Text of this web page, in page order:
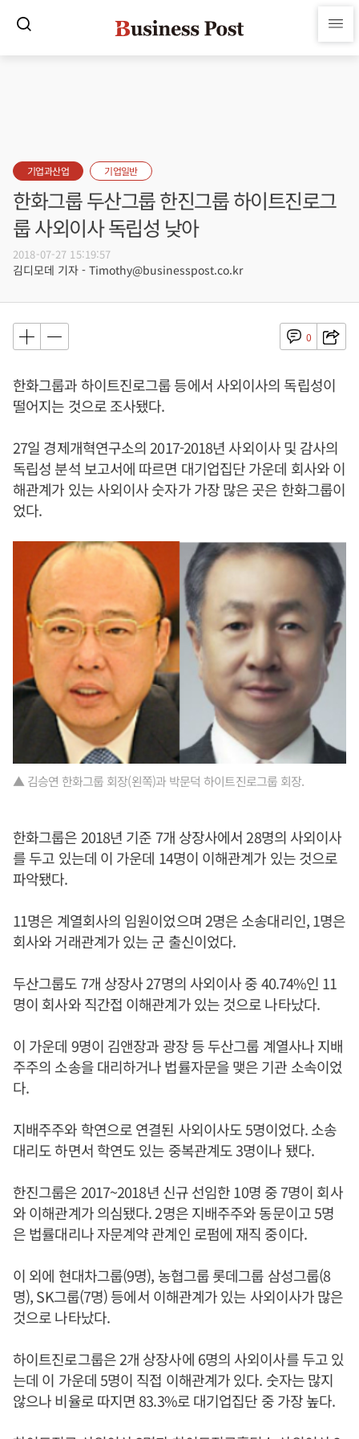
기업과산업 기업일반
한화그룹 두산그룹 한진그룹 하이트진로그
룹 사외이사 독립성 낮아
2018-07-27 15:19:57
김디모데 기자 - Timothy@businesspost.co.kr
0
한화그룹과 하이트진로그룹 등에서 사외이사의 독립성이
떨어지는 것으로 조사됐다.
27일 경제개혁연구소의 2017-2018년 사외이사 및 감사의
독립성 분석 보고서에 따르면 대기업집단 가운데 회사와 이
해관계가 있는 사외이사 숫자가 가장 많은 곳은 한화그룹이
었다.
▲ 김승연 한화그룹 회장(왼쪽)과 박문덕 하이트진로그룹 회장.
한화그룹은 2018년 기준 7개 상장사에서 28명의 사외이사
를 두고 있는데 이 가운데 14명이 이해관계가 있는 것으로
파악됐다.
11명은 계열회사의 임원이었으며 2명은 소송대리인, 1명은
회사와 거래관계가 있는 군 출신이었다.
두산그룹도 7개 상장사 27명의 사외이사 중 40.74%인 11
명이 회사와 직간접 이해관계가 있는 것으로 나타났다.
이 가운데 9명이 김앤장과 광장 등 두산그룹 계열사나 지배
주주의 소송을 대리하거나 법률자문을 맺은 기관 소속이었
다.
지배주주와 학연으로 연결된 사외이사도 5명이었다. 소송
대리도 하면서 학연도 있는 중복관계도 3명이나 됐다.
한진그룹은 2017~2018년 신규 선임한 10명 중 7명이 회사
와 이해관계가 의심됐다. 2명은 지배주주와 동문이고 5명
은 법률대리나 자문계약 관계인 로펌에 재직 중이다.
이 외에 현대차그룹(9명), 농협그룹 롯데그룹 삼성그룹(8
명), SK그룹(7명) 등에서 이해관계가 있는 사외이사가 많은
것으로 나타났다.
하이트진로그룹은 2개 상장사에 6명의 사외이사를 두고 있
는데 이 가운데 5명이 직접 이해관계가 있다. 숫자는 많지
않으나 비율로 따지면 83.3%로 대기업집단 중 가장 높다.